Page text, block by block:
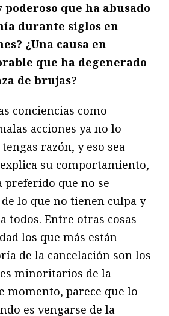
que ha abusado
durante siglos en
¿Una causa en
que ha degenerado
de brujas?
conciencias como
acciones ya no lo
razón, y eso sea
su comportamiento,
preferido que no se
lo que no tienen culpa y
todos. Entre otras cosas
los que más están
de la cancelación son los
minoritarios de la
momento, parece que lo
es vengarse de la